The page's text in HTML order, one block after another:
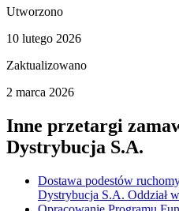
Utworzono
10 lutego 2026
Zaktualizowano
2 marca 2026
Inne przetargi
Dystrybucja S.A.
Dostawa podestów
Dystrybucja S.A. Oddział